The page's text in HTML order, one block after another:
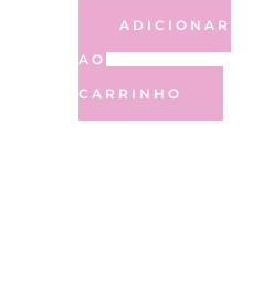
ADICIONAR
AO
CARRINHO